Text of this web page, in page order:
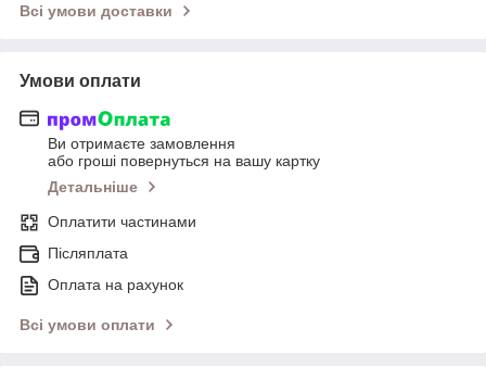
Всі умови доставки
Умови оплати
Ви отримаєте замовлення
або гроші повернуться на вашу картку
Детальніше
Оплатити частинами
Післяплата
Оплата на рахунок
Всі умови оплати